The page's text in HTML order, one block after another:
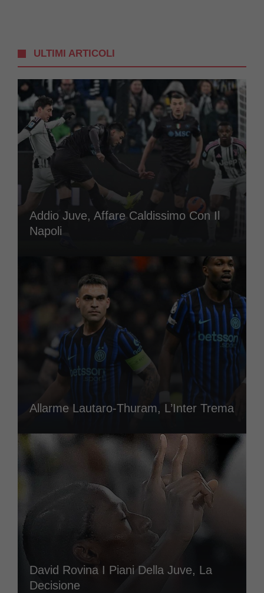
ULTIMI ARTICOLI
Addio Juve, Affare Caldissimo Con Il
Napoli
Allarme Lautaro-Thuram, L’Inter Trema
David Rovina I Piani Della Juve, La
Decisione